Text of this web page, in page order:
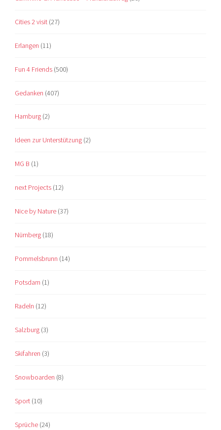
Cities 2 visit (27)
Erlangen (11)
Fun 4 Friends (500)
Gedanken (407)
Hamburg (2)
Ideen zur Unterstützung (2)
MG B (1)
next Projects (12)
Nice by Nature (37)
Nürnberg (18)
Pommelsbrunn (14)
Potsdam (1)
Radeln (12)
Salzburg (3)
Skifahren (3)
Snowboarden (8)
Sport (10)
Sprüche (24)